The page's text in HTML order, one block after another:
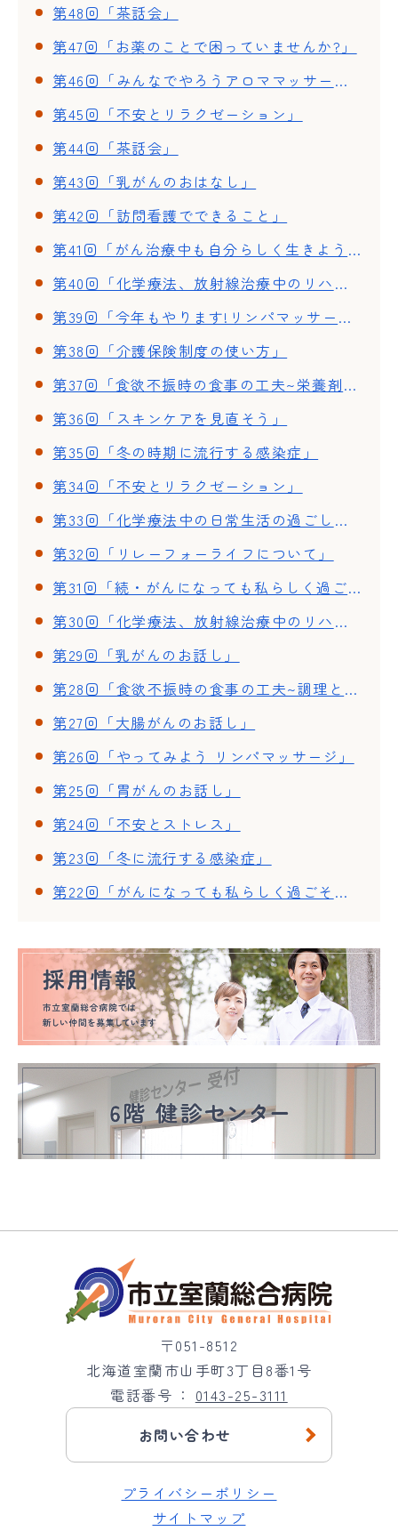
第48回「茶話会」
第47回「お薬のことで困っていませんか?」
第46回「みんなでやろうアロママッサージ」
第45回「不安とリラクゼーション」
第44回「茶話会」
第43回「乳がんのおはなし」
第42回「訪問看護でできること」
第41回「がん治療中も自分らしく生きよう」
第40回「化学療法、放射線治療中のリハビリ」~体調が良い時期と悪い時期~
第39回「今年もやります!リンパマッサージ」
第38回「介護保険制度の使い方」
第37回「食欲不振時の食事の工夫~栄養剤を使った簡単・美味しいクッキング~」
第36回「スキンケアを見直そう」
第35回「冬の時期に流行する感染症」
第34回「不安とリラクゼーション」
第33回「化学療法中の日常生活の過ごし方」
第32回「リレーフォーライフについて」
第31回「続・がんになっても私らしく過ごそう」
第30回「化学療法、放射線治療中のリハビリ~体調が良い時期と悪い時期~」
第29回「乳がんのお話し」
第28回「食欲不振時の食事の工夫~調理と試食」
第27回「大腸がんのお話し」
第26回「やってみよう リンパマッサージ」
第25回「胃がんのお話し」
第24回「不安とストレス」
第23回「冬に流行する感染症」
第22回「がんになっても私らしく過ごそう~ウィッグ・ネイル体験~」
〒051-8512
北海道室蘭市山手町3丁目8番1号
電話番号
0143-25-3111
お問い合わせ
プライバシーポリシー
サイトマップ